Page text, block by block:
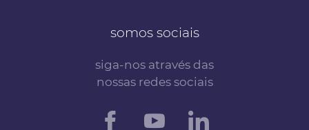
somos sociais
siga-nos através das
nossas redes sociais